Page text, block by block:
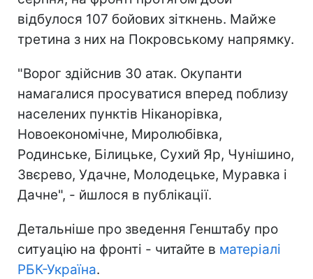
відбулося 107 бойових зіткнень. Майже
третина з них на Покровському напрямку.
"Ворог здійснив 30 атак. Окупанти
намагалися просуватися вперед поблизу
населених пунктів Ніканорівка,
Новоекономічне, Миролюбівка,
Родинське, Білицьке, Сухий Яр, Чунішино,
Звєрево, Удачне, Молодецьке, Муравка і
Дачне", - йшлося в публікації.
Детальніше про зведення Генштабу про
ситуацію на фронті - читайте в матеріалі
РБК-Україна.